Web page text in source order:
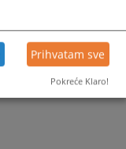
Prihvatam sve
Pokreće Klaro!